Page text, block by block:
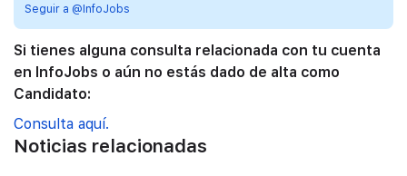
Seguir a @InfoJobs
Si tienes alguna consulta relacionada con tu cuenta
en InfoJobs o aún no estás dado de alta como
Candidato:
Consulta aquí.
Noticias relacionadas